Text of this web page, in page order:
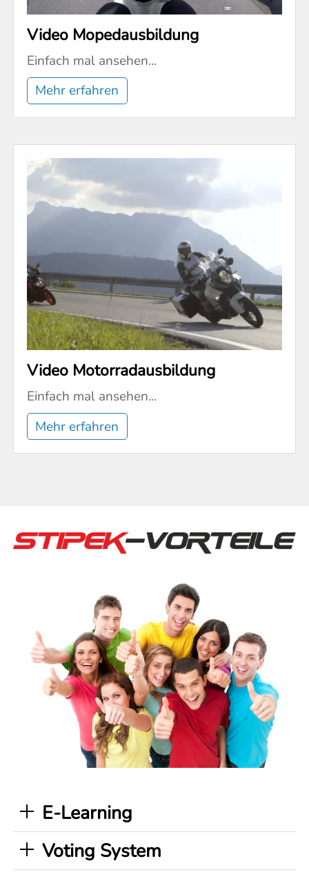
Video Mopedausbildung
Einfach mal ansehen...
Mehr erfahren
Video Motorradausbildung
Einfach mal ansehen...
Mehr erfahren
E-Learning
Voting System